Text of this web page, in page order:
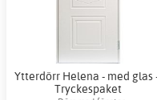
Ytterdörr Helena - med glas
Tryckespaket